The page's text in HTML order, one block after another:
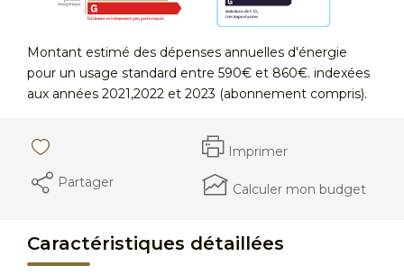
Montant estimé des dépenses annuelles d'énergie
pour un usage standard entre 590€ et 860€. indexées
aux années 2021,2022 et 2023 (abonnement compris).
Imprimer
Partager
Calculer mon budget
Caractéristiques détaillées